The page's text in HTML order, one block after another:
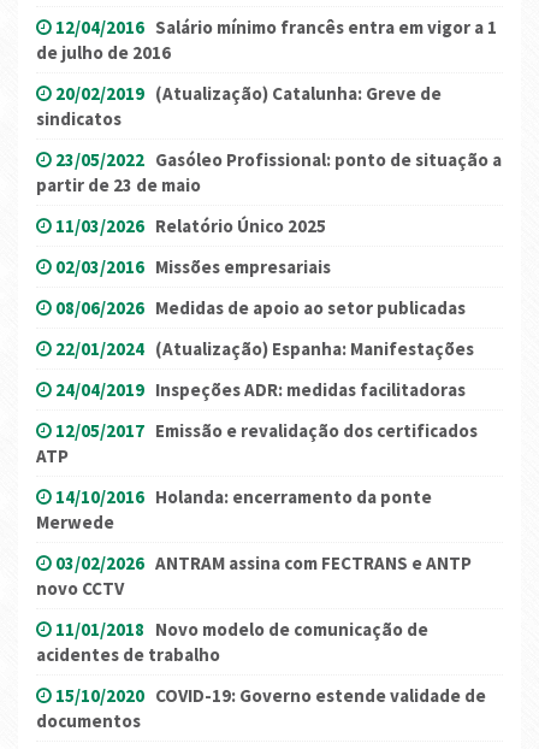
12/04/2016 Salário mínimo francês entra em vigor a 1
de julho de 2016
20/02/2019 (Atualização) Catalunha: Greve de
sindicatos
23/05/2022 Gasóleo Profissional: ponto de situação a
partir de 23 de maio
11/03/2026 Relatório Único 2025
02/03/2016 Missões empresariais
08/06/2026 Medidas de apoio ao setor publicadas
22/01/2024 (Atualização) Espanha: Manifestações
24/04/2019 Inspeções ADR: medidas facilitadoras
12/05/2017 Emissão e revalidação dos certificados
ATP
14/10/2016 Holanda: encerramento da ponte
Merwede
03/02/2026 ANTRAM assina com FECTRANS e ANTP
novo CCTV
11/01/2018 Novo modelo de comunicação de
acidentes de trabalho
15/10/2020 COVID-19: Governo estende validade de
documentos